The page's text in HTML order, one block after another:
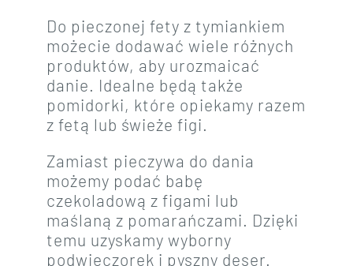
Do pieczonej fety z tymiankiem
możecie dodawać wiele różnych
produktów, aby urozmaicać
danie. Idealne będą także
pomidorki, które opiekamy razem
z fetą lub świeże figi.
Zamiast pieczywa do dania
możemy podać babę
czekoladową z figami lub
maślaną z pomarańczami. Dzięki
temu uzyskamy wyborny
podwieczorek i pyszny deser.